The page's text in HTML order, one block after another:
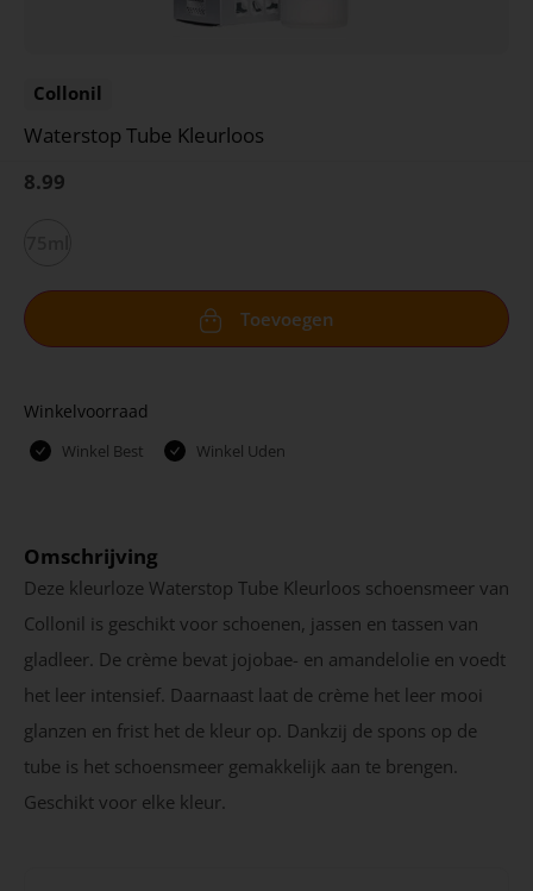
Collonil
Waterstop Tube Kleurloos
8.99
Toevoegen
Winkelvoorraad
Winkel Best Winkel Uden
Omschrijving
Deze kleurloze Waterstop Tube Kleurloos schoensmeer van
Collonil is geschikt voor schoenen, jassen en tassen van
gladleer. De crème bevat jojobae- en amandelolie en voedt
het leer intensief. Daarnaast laat de crème het leer mooi
glanzen en frist het de kleur op. Dankzij de spons op de
tube is het schoensmeer gemakkelijk aan te brengen.
Geschikt voor elke kleur.